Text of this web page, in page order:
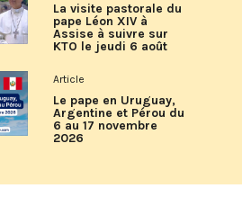
La visite pastorale du
pape Léon XIV à
Assise à suivre sur
KTO le jeudi 6 août
Article
Le pape en Uruguay,
Argentine et Pérou du
6 au 17 novembre
2026